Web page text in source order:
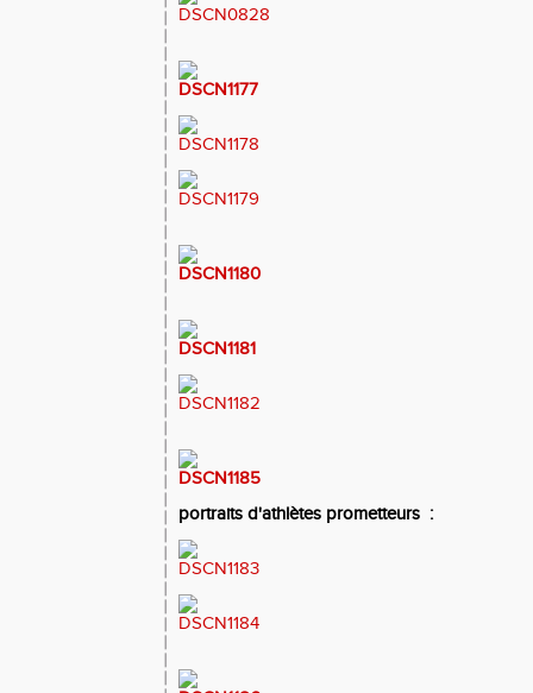
portraits d'athlètes prometteurs :